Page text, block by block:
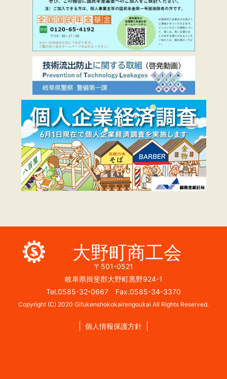
大野町商工会
〒501-0521
岐阜県揖斐郡大野町黒野924-1
Tel.0585-32-0667 Fax.0585-34-3370
Copyright (C) 2020 Gifukenshokokairengoukai All Rights Reserved.
個人情報保護方針